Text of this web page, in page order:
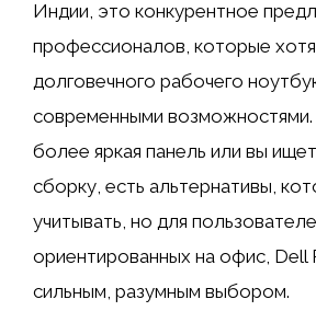
Индии, это конкурентное
профессионалов, которые
долговечного рабочего
современными
более яркая панель или вы
сборку, есть альтернативы,
учитывать, но для
ориентированных на офис, Dell
сильным, разумным выбором.